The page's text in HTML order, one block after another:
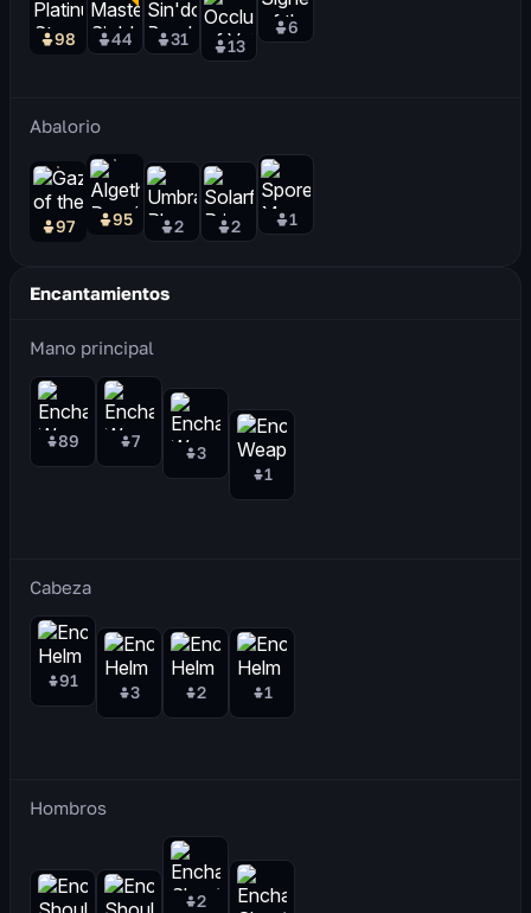
98 44 31 13
6
Abalorio
97 95 2 2 1
Encantamientos
Mano principal
89 7
3
1
Cabeza
91
3 2 1
Hombros
2